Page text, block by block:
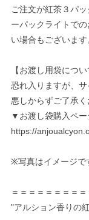
ご注文が紅茶３パ
ーパックライトで
い場合もございます
【お渡し用袋につい
恐れ入りますが、サ
悪しからずご了承く
▼お渡し袋購入ペー
https://
※写真はイメージで
＝＝＝＝＝＝＝＝
"アルション香りの